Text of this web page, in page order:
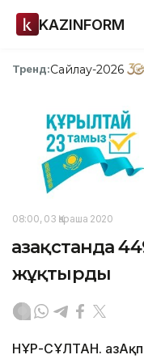
KAZINFORM
Тренд:Сайлау-2026
08:00, 03 Қараша 2020
Қазақстанда
жұқтырды
НҰР-СҰЛТАН.